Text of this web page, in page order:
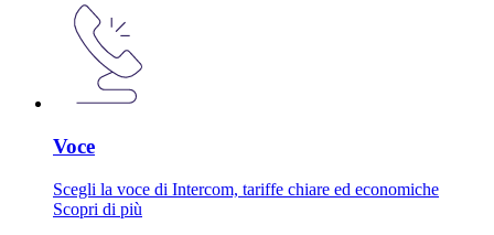
Voce
Scegli la voce di Intercom, tariffe chiare ed economiche
Scopri di più